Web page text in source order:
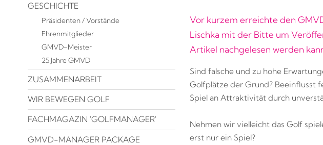
Vor kurzem erreichte den
Lischka mit der Bitte um
Artikel nachgelesen werden
Sind falsche und zu hohe
Golfplätze der Grund? Beeinflusst
Spiel an Attraktivität durch
Nehmen wir vielleicht das Golf
erst nur ein Spiel?
GESCHICHTE
Präsidenten / Vorstände
Ehrenmitglieder
GMVD-Meister
25 Jahre GMVD
ZUSAMMENARBEIT
WIR BEWEGEN GOLF
FACHMAGAZIN 'GOLFMANAGER'
GMVD-MANAGER PACKAGE